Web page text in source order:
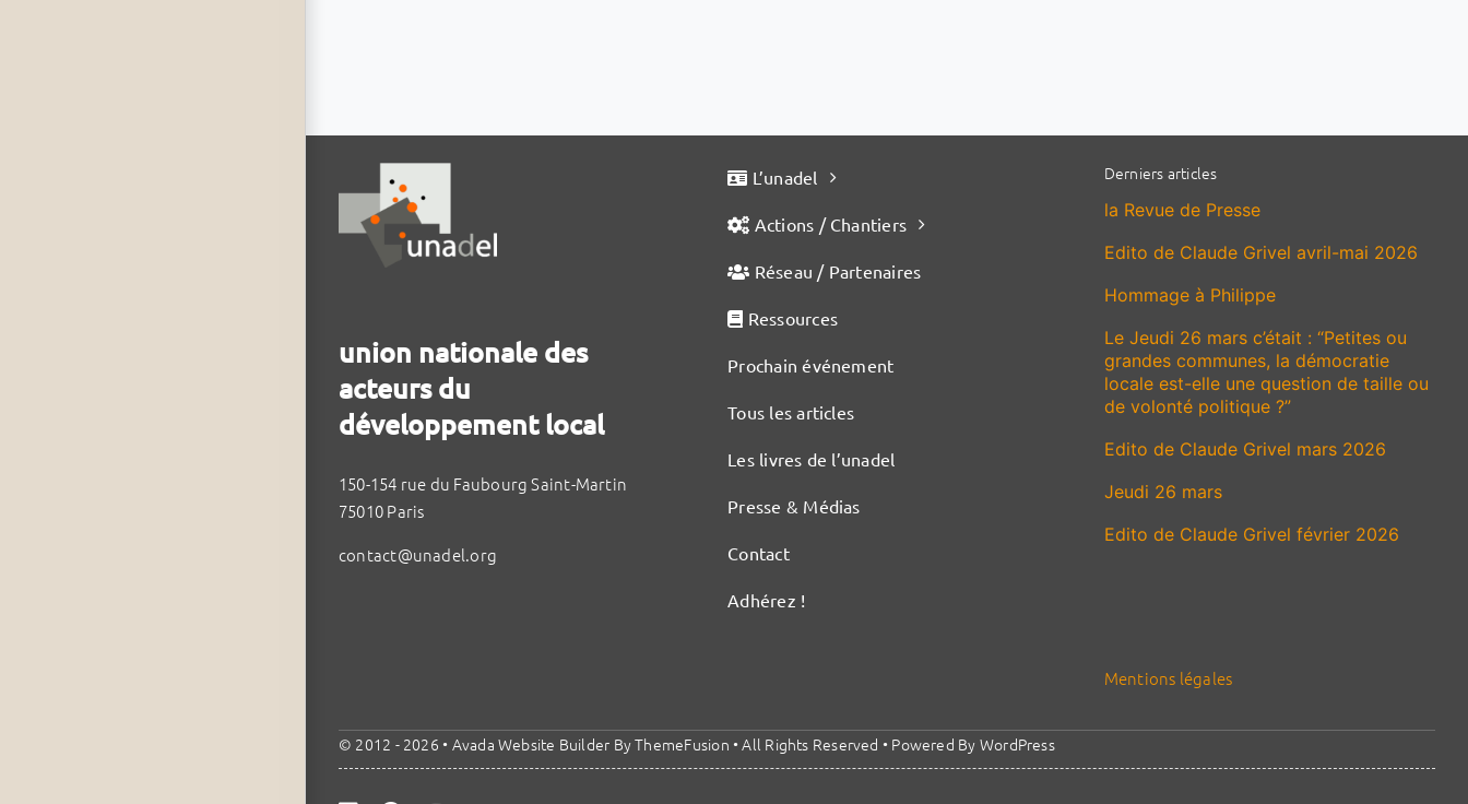
union nationale des
acteurs du
développement local
150-154 rue du Faubourg Saint-Martin
75010 Paris
contact@unadel.org
L’unadel
Actions / Chantiers
Réseau / Partenaires
Ressources
Prochain événement
Tous les articles
Les livres de l’unadel
Presse & Médias
Contact
Adhérez !
Derniers articles
la Revue de Presse
Edito de Claude Grivel avril-mai 2026
Hommage à Philippe
Le Jeudi 26 mars c’était : “Petites ou
grandes communes, la démocratie
locale est-elle une question de taille ou
de volonté politique ?”
Edito de Claude Grivel mars 2026
Jeudi 26 mars
Edito de Claude Grivel février 2026
Mentions légales
© 2012 - 2026 • Avada Website Builder ByThemeFusion • All Rights Reserved • Powered By WordPress